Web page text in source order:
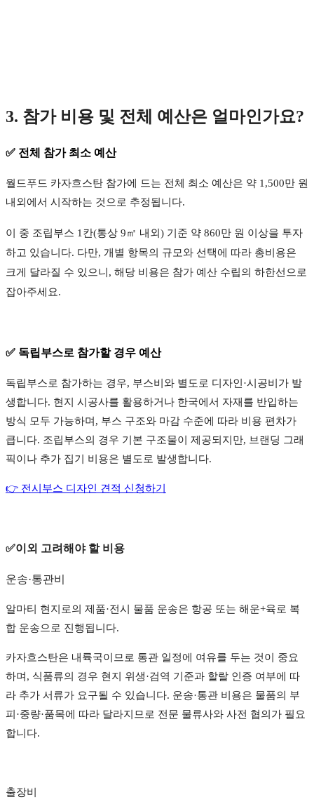
3. 참가 비용 및 전체 예산은 얼마인가요?
✅ 전체 참가 최소 예산
월드푸드 카자흐스탄 참가에 드는 전체 최소 예산은 약 1,500만 원
내외에서 시작하는 것으로 추정됩니다.
이 중 조립부스 1칸(통상 9㎡ 내외) 기준 약 860만 원 이상을 투자
하고 있습니다. 다만, 개별 항목의 규모와 선택에 따라 총비용은
크게 달라질 수 있으니, 해당 비용은 참가 예산 수립의 하한선으로
잡아주세요.
✅ 독립부스로 참가할 경우 예산
독립부스로 참가하는 경우, 부스비와 별도로 디자인·시공비가 발
생합니다. 현지 시공사를 활용하거나 한국에서 자재를 반입하는
방식 모두 가능하며, 부스 구조와 마감 수준에 따라 비용 편차가
큽니다. 조립부스의 경우 기본 구조물이 제공되지만, 브랜딩 그래
픽이나 추가 집기 비용은 별도로 발생합니다.
👉 전시부스 디자인 견적 신청하기
✅이외 고려해야 할 비용
운송·통관비
알마티 현지로의 제품·전시 물품 운송은 항공 또는 해운+육로 복
합 운송으로 진행됩니다.
카자흐스탄은 내륙국이므로 통관 일정에 여유를 두는 것이 중요
하며, 식품류의 경우 현지 위생·검역 기준과 할랄 인증 여부에 따
라 추가 서류가 요구될 수 있습니다. 운송·통관 비용은 물품의 부
피·중량·품목에 따라 달라지므로 전문 물류사와 사전 협의가 필요
합니다.
출장비